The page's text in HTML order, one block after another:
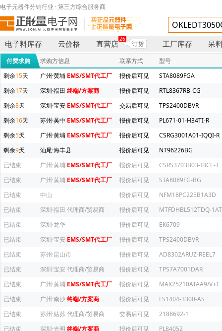
电子元器件分销行业 · 第三方综合服务商
电子料库存 云价格 直营店
26
订货 工厂库存 呆
付费求购 求购方信息 联系方式
型号
剩余15天 广州·黄埔 EMS/SMT代工厂 报价后可见
STA8089FGA
剩余17天 深圳·福田 终端/方案商 报价后可见
RTL8367RB-CG
剩余8天 深圳·宝安 EMS/SMT代工厂 交易后可见
TPS2400DBVR
剩余16天 苏州·吴中 EMS/SMT代工厂 报价后可见
PL671-01-H34TI-R
剩余5天 广州·黄埔 EMS/SMT代工厂 报价后可见
CSRG3001A01-IQQI-R
剩余9天 汕尾·海丰县 报价后可见
NT96226BG
已结束
广州·黄埔 EMS/SMT代工厂 报价后可见
CSRS3703B03-IBCE-T
已结束
广州·黄埔 EMS/SMT代工厂 报价后可见
STA8089FG-BG
已结束
中山 报价后可见
NFM18PC225B1A3D
已结束
深圳·福田 代理商/贸易商 报价后可见
MTFDHBL512TDQ-
已结束
深圳·龙华 报价后可见
EK6709
已结束
深圳·宝安 EMS/SMT代工厂 报价后可见
TPS2400DBVR
已结束
苏州·昆山市 报价后可见
AD8302ARUZ-REEL7
已结束
深圳·宝安 代理商/贸易商 报价后可见
TPS7A7001DAR
已结束
广州·黄埔 EMS/SMT代工厂 报价后可见
MAX25210ATAA9/V+T
已结束
广州·南沙终端/方案商 报价后可见
FS1404-3300-AS
已结束
苏州·姑苏代理商/贸易商 交易后可见
2188692-1
已结束
深圳·光明 终端/方案商 报价后可见
PL84052